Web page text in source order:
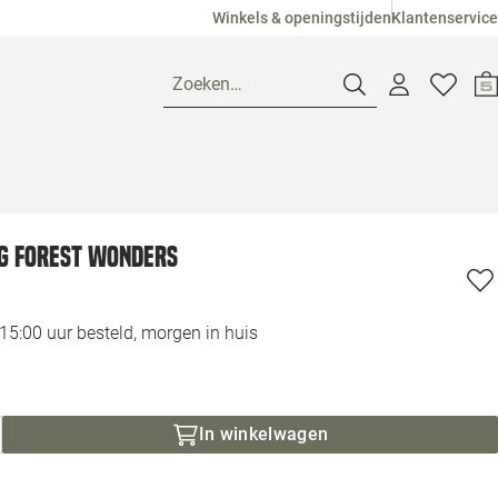
Winkels & openingstijdenKlantenservice
Zoeken…
Pagina suggesties
Winkels
Veelgestelde vragen
Loods 5
Forest Wonders
uur besteld, morgen in huis
In winkelwagen